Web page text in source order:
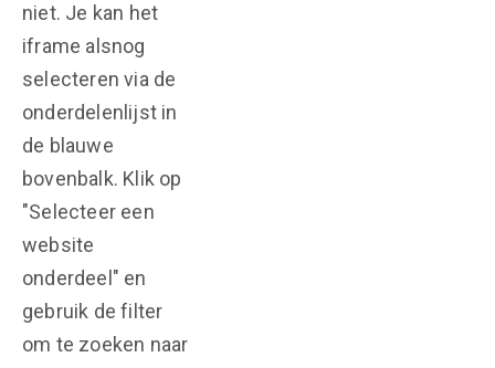
niet. Je kan het
iframe alsnog
selecteren via de
onderdelenlijst in
de blauwe
bovenbalk. Klik op
"Selecteer een
website
onderdeel" en
gebruik de filter
om te zoeken naar